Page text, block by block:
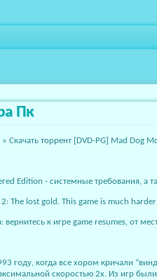
Пк
Скачать торрент [DVD-PG] Mad
Edition - системные требования, а
The lost gold. This game is much
вернитесь к игре game resumes, от
году, когда все хором кричали
скоростью 2x. Из игр